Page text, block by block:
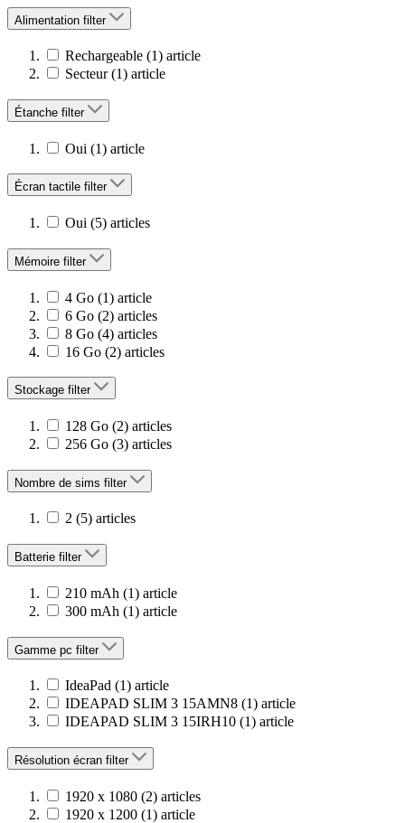
Alimentation filter
Rechargeable (1) article
Secteur (1) article
Étanche filter
Oui (1) article
Écran tactile filter
Oui (5) articles
Mémoire filter
4 Go (1) article
6 Go (2) articles
8 Go (4) articles
16 Go (2) articles
Stockage filter
128 Go (2) articles
256 Go (3) articles
Nombre de sims filter
2 (5) articles
Batterie filter
210 mAh (1) article
300 mAh (1) article
Gamme pc filter
IdeaPad (1) article
IDEAPAD SLIM 3 15AMN8 (1) article
IDEAPAD SLIM 3 15IRH10 (1) article
Résolution écran filter
1920 x 1080 (2) articles
1920 x 1200 (1) article